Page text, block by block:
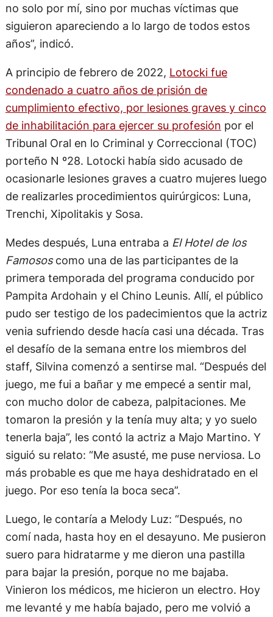
no solo por mí, sino por muchas víctimas que
siguieron apareciendo a lo largo de todos estos
años”, indicó.
A principio de febrero de 2022, Lotocki fue
condenado a cuatro años de prisión de
cumplimiento efectivo, por lesiones graves y cinco
de inhabilitación para ejercer su profesión por el
Tribunal Oral en lo Criminal y Correccional (TOC)
porteño N º28. Lotocki había sido acusado de
ocasionarle lesiones graves a cuatro mujeres luego
de realizarles procedimientos quirúrgicos: Luna,
Trenchi, Xipolitakis y Sosa.
Medes después, Luna entraba a El Hotel de los
Famososcomo una de las participantes de la
primera temporada del programa conducido por
Pampita Ardohain y el Chino Leunis. Allí, el público
pudo ser testigo de los padecimientos que la actriz
venia sufriendo desde hacía casi una década. Tras
el desafío de la semana entre los miembros del
staff, Silvina comenzó a sentirse mal. “Después del
juego, me fui a bañar y me empecé a sentir mal,
con mucho dolor de cabeza, palpitaciones. Me
tomaron la presión y la tenía muy alta; y yo suelo
tenerla baja”, les contó la actriz a Majo Martino. Y
siguió su relato: “Me asusté, me puse nerviosa. Lo
más probable es que me haya deshidratado en el
juego. Por eso tenía la boca seca”.
Luego, le contaría a Melody Luz: “Después, no
comí nada, hasta hoy en el desayuno. Me pusieron
suero para hidratarme y me dieron una pastilla
para bajar la presión, porque no me bajaba.
Vinieron los médicos, me hicieron un electro. Hoy
me levanté y me había bajado, pero me volvió a